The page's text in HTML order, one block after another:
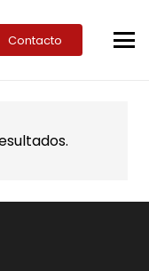
Contacto